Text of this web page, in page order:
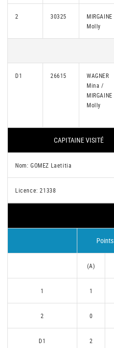
2 30325
MIRGAINE
Molly
D1 26615
WAGNER
Mina /
MIRGAINE
Molly
CAPITAINE VISITÉ
Nom: GOMEZ Laetitia
Licence: 21338
Points
(A)
1 1
2 0
D1 2